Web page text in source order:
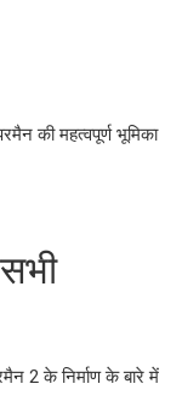
की महत्वपूर्ण भूमिका
2 के निर्माण के बारे में